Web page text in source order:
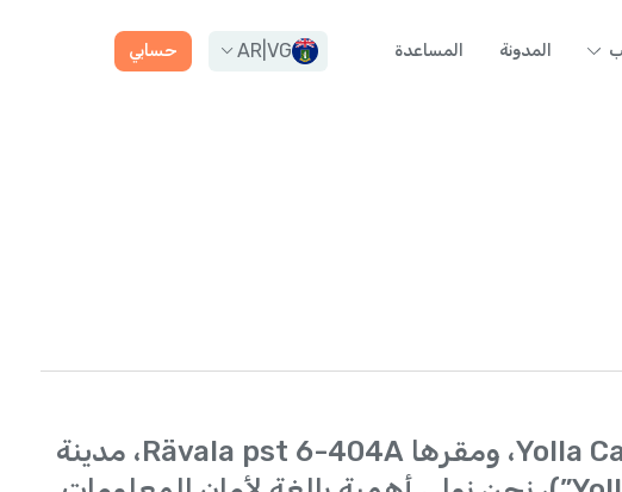
المدونة المساعدة VG
AR حسابي
في شركة Yolla Calls International OÜ، ومقرها Rävala pst 6-404A، مدينة